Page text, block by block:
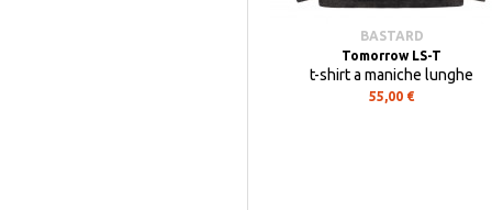
BASTARD
Tomorrow LS-T
t-shirt a maniche lunghe
55,00 €